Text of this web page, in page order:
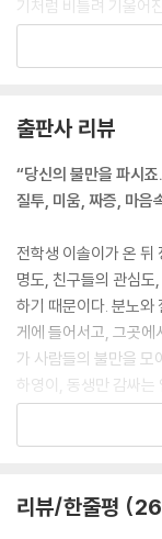
기처럼 비틀려 기울어
간색 문 위에는 간판
다. (…) 끼익, 낡은 문
는 진한 초콜릿이 녹아
--- p.11~13
고 사과부터 했다.
“죄, 죄송해요! 멋대로
해서…….”
토끼는 싱긋 웃으며 대
“괜찮습니다. 가게 주
시며 가게를 돌보는
--- p.14
“불만을 팔라고요?”
출판사 리뷰
“당신의 불만을 파시
질투, 미움, 짜증, 마음
전학생 이솔이가 온 뒤
명도, 친구들의 관심도
하기 때문이다. 분노와
게에 들어서고, 그곳에
가 사람들의 불만을 모
하영이, 동생만 감싸는
만, 곧 저주의 끔찍한
친구를 미워해 본 적 있
리뷰/한줄평 26